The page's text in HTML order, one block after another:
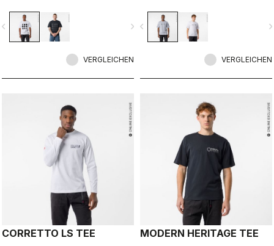
Radsport hinaus.
navigate_next
VERGLEICHEN
Radsport hinaus.
navigate_before
VERGLEICHEN
CORRETTO LS TEE
MODERN HERITAGE TEE